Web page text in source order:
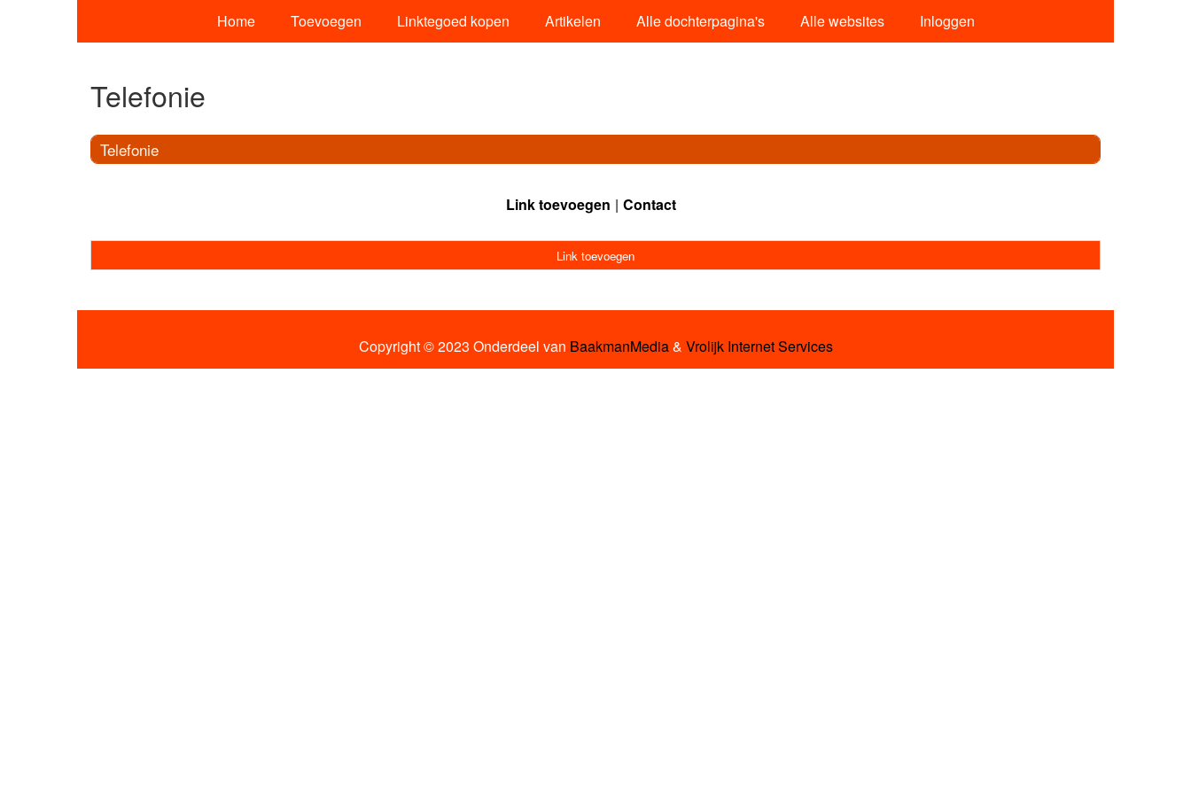
Home Toevoegen Linktegoed kopen Artikelen Alle dochterpagina's Alle websites Inloggen
Telefonie
Telefonie
Link toevoegen Contact
Link toevoegen
Copyright © 2023 Onderdeel van BaakmanMedia& Vrolijk Internet Services